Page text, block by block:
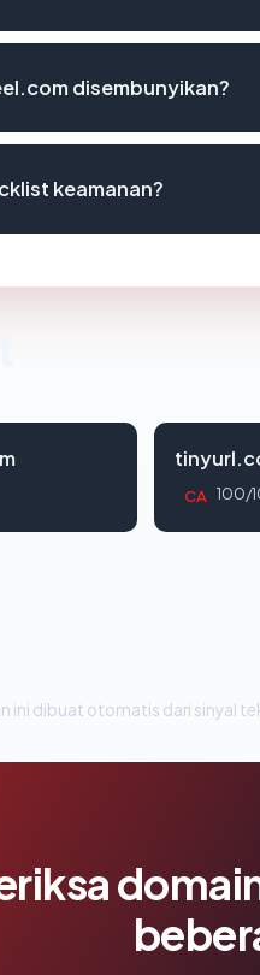
disembunyikan?
keamanan?
CA 100/
ini dibuat otomatis dari sinyal